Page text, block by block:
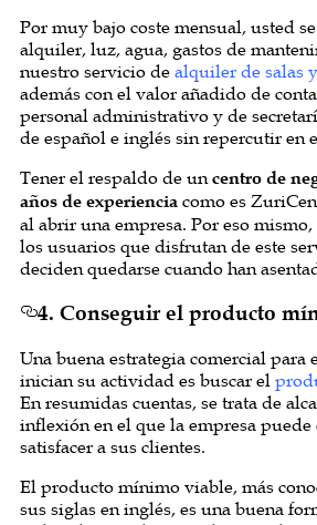
Por muy bajo coste mensual, usted
alquiler, luz, agua, gastos de
nuestro servicio de alquiler de salas
además con el valor añadido de
personal administrativo y de
de español e inglés sin repercutir en
Tener el respaldo de uncentro de
años de experiencia como es
al abrir una empresa. Por eso mismo,
los usuarios que disfrutan de este
deciden quedarse cuando han
4. Conseguir el producto
Una buena estrategia comercial para
inician su actividad es buscar el
En resumidas cuentas, se trata de
inflexión en el que la empresa
satisfacer a sus clientes.
El producto mínimo viable, más
sus siglas en inglés, es una buena